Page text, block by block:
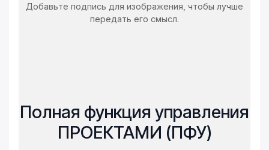
Добавьте подпись для изображения, чтобы лучше
передать его смысл.
Полная функция управления
ПРОЕКТАМИ (ПФУ)